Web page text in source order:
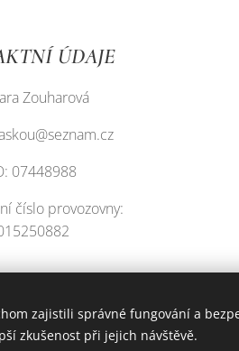
ÚDAJE
Zouharová
07448988
číslo provozovny:
zajistili správné fungování a
zkušenost při jejich návštěvě.